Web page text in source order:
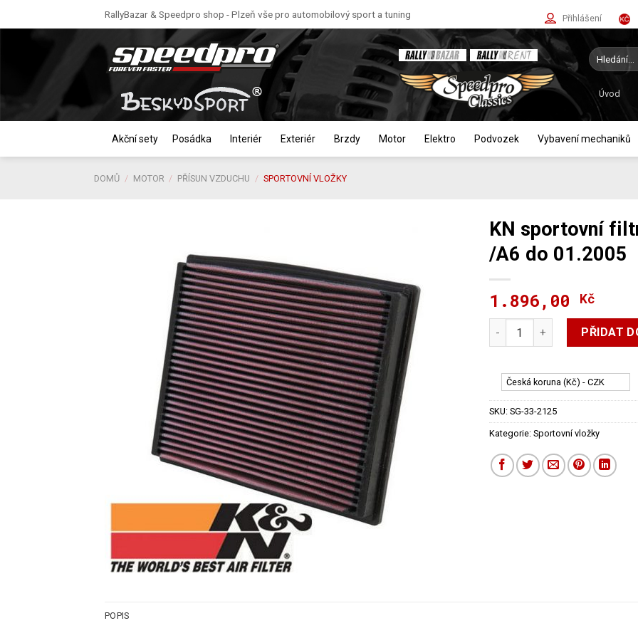
to
RallyBazar & Speedpro shop - Plzeň vše pro automobilový sport a tuning Přihlášení
Hledat:
Úvod
Akční sety Posádka Interiér Exteriér Brzdy Motor Elektro Podvozek Vybavení mechaniků
DOMŮ / MOTOR / PŘÍSUN VZDUCHU / SPORTOVNÍ VLOŽKY
KN sportovní
/A6 do 01.2005
1.896,00 Kč
KN sportovní filtr Audi A4 do
PŘIDAT
Česká koruna (Kč) - CZK
SKU: SG-33-2125
Kategorie: Sportovní vložky
POPIS